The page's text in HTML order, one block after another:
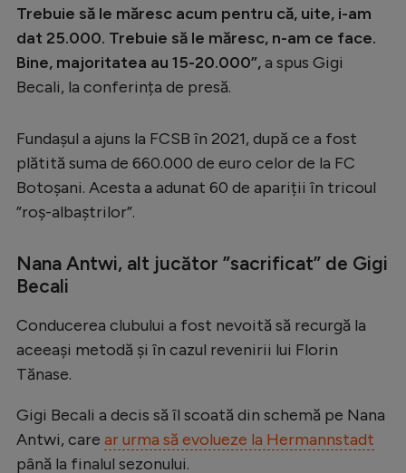
JO 2026
Intră în cont
Trebuie să le măresc acum pentru că, uite, i-am
dat 25.000. Trebuie să le măresc, n-am ce face.
Bine, majoritatea au 15-20.000”,a spus Gigi
Becali, la conferința de presă.
Fundașul a ajuns la FCSB în 2021, după ce a fost
plătită suma de 660.000 de euro celor de la FC
Botoșani. Acesta a adunat 60 de apariții în tricoul
”roș-albaștrilor”.
Nana Antwi, alt jucător ”sacrificat” de Gigi
Becali
Conducerea clubului a fost nevoită să recurgă la
aceeași metodă și în cazul revenirii lui Florin
Tănase.
Gigi Becali a decis să îl scoată din schemă pe Nana
Antwi, care ar urma să evolueze la Hermannstadt
până la finalul sezonului.